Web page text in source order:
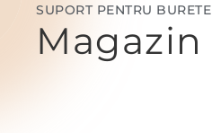
SUPORT PENTRU BURETE
Magazin